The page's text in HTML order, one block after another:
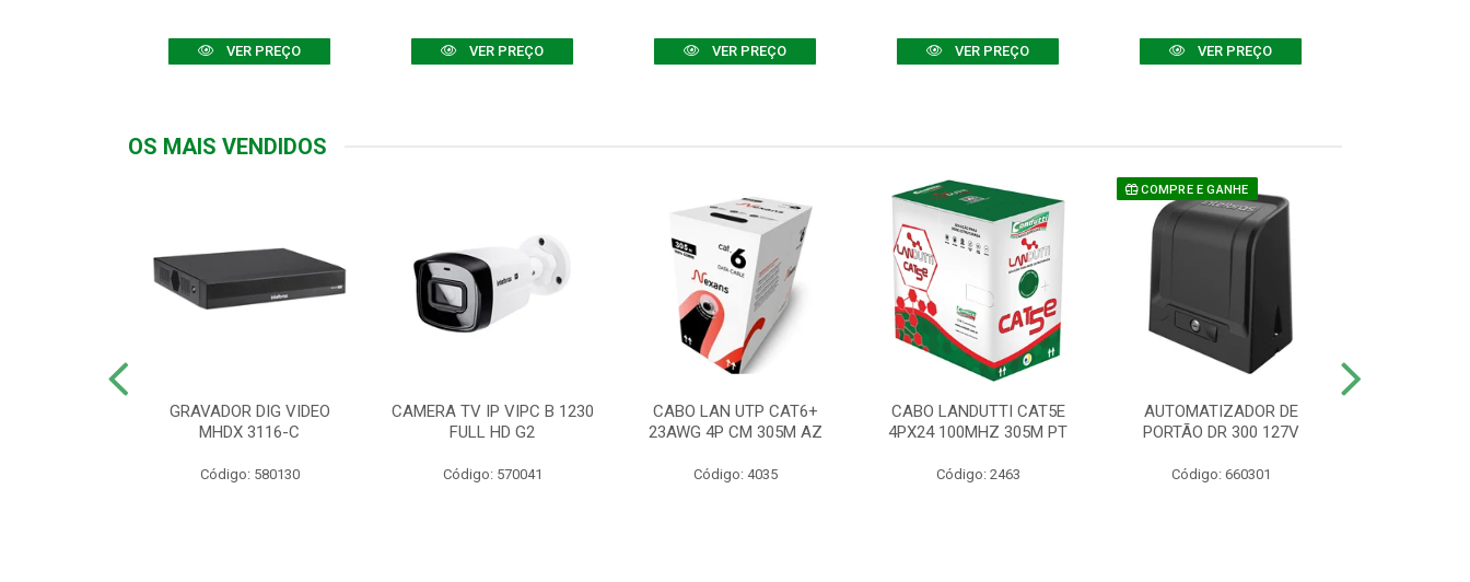
VER PREÇO VER PREÇO VER PREÇO VER PREÇO VER PREÇO
OS MAIS VENDIDOS
GRAVADOR DIG VIDEO
MHDX 3116-C
Código: 580130
CAMERA TV IP VIPC B 1230
FULL HD G2
Código: 570041
CABO LAN UTP CAT6+
23AWG 4P CM 305M AZ
Código: 4035
CABO LANDUTTI CAT5E
4PX24 100MHZ 305M PT
Código: 2463
COMPRE E GANHE
AUTOMATIZADOR DE
PORTÃO DR 300 127V
Código: 660301